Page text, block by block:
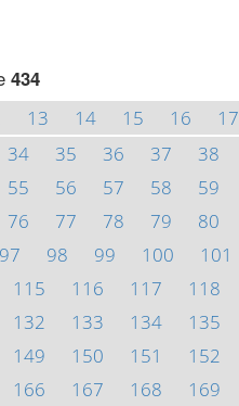
434
13 14 15 16 17
34 35 36 37 38
55 56 57 58 59
76 77 78 79 80
97 98 99 100 101
115 116 117 118
132 133 134 135
149 150 151 152
166 167 168 169